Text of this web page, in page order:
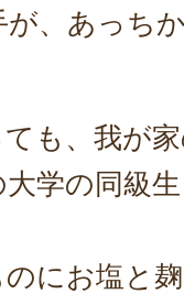
、あっち
も、我が
学の同級
にお塩と